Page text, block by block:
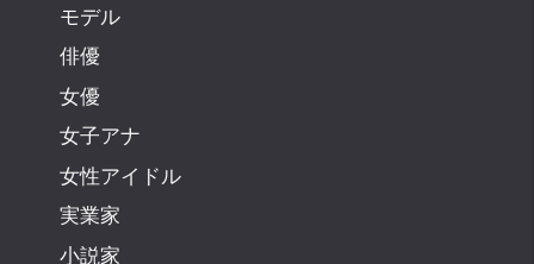
モデル
俳優
女優
女子アナ
女性アイドル
実業家
小説家